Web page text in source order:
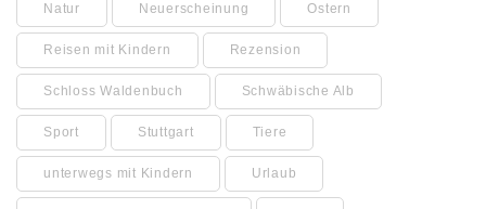
Natur Neuerscheinung Ostern
Reisen mit Kindern Rezension
Schloss Waldenbuch Schwäbische Alb
Sport Stuttgart Tiere
unterwegs mit Kindern Urlaub